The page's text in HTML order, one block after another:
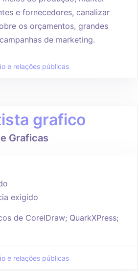
e fornecedores, canalizar
os orçamentos, grandes
de marketing.
e relações públicas
grafico
Graficas
exigido
de CorelDraw; QuarkXPress;
e relações públicas